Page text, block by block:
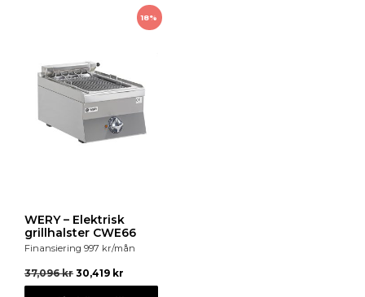
18%
WERY – Elektrisk
grillhalster CWE66
Finansiering 997 kr/mån
37,096kr 30,419 kr